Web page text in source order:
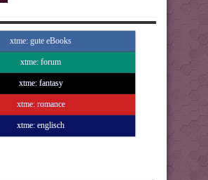
xtme: gute eBooks
xtme: forum
xtme: fantasy
xtme: romance
xtme: englisch